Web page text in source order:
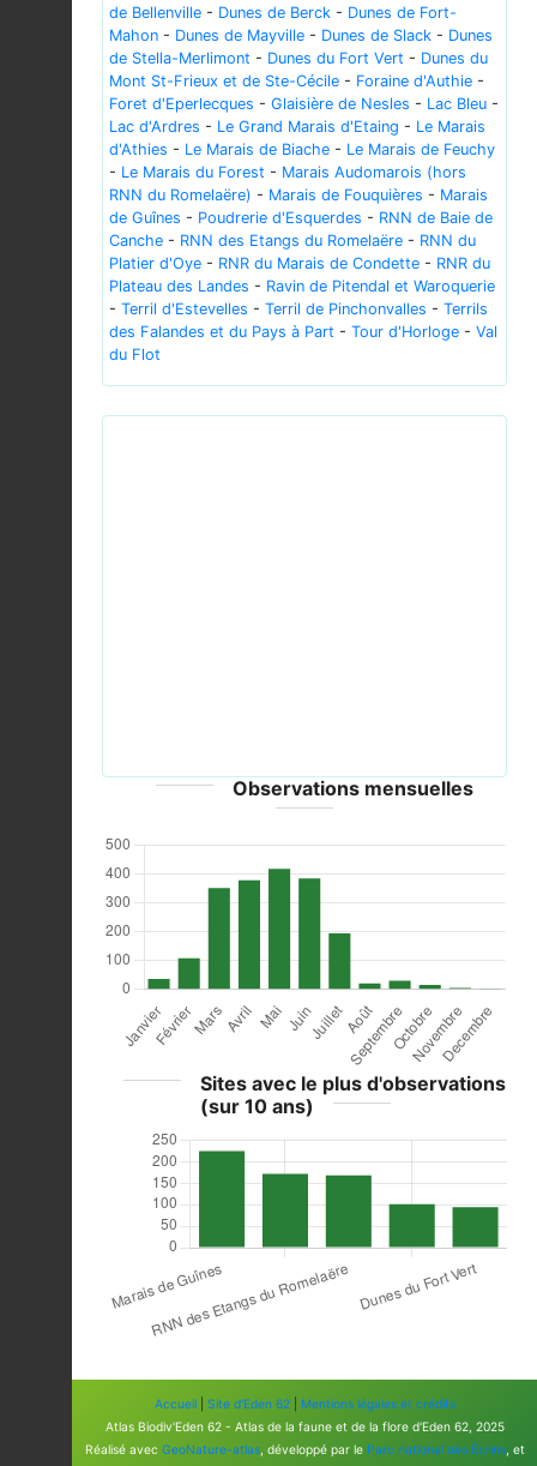
de Bellenville - Dunes de Berck - Dunes de Fort-
Mahon - Dunes de Mayville - Dunes de Slack - Dunes
de Stella-Merlimont - Dunes du Fort Vert - Dunes du
Mont St-Frieux et de Ste-Cécile - Foraine d'Authie -
Foret d'Eperlecques - Glaisière de Nesles - Lac Bleu -
Lac d'Ardres - Le Grand Marais d'Etaing - Le Marais
d'Athies - Le Marais de Biache - Le Marais de Feuchy
- Le Marais du Forest - Marais Audomarois (hors
RNN du Romelaëre) - Marais de Fouquières - Marais
de Guînes - Poudrerie d'Esquerdes - RNN de Baie de
Canche - RNN des Etangs du Romelaëre - RNN du
Platier d'Oye - RNR du Marais de Condette - RNR du
Plateau des Landes - Ravin de Pitendal et Waroquerie
- Terril d'Estevelles - Terril de Pinchonvalles - Terrils
des Falandes et du Pays à Part - Tour d'Horloge - Val
du Flot
Observations mensuelles
Sites avec le plus d'observations
(sur 10 ans)
Accueil| Site d'Eden 62|
Mentions légales et crédits
Atlas Biodiv'Eden 62 - Atlas de la faune et de la flore d'Eden 62, 2025
Réalisé avec GeoNature-atlas, développé par le Parc national des Écrins, et